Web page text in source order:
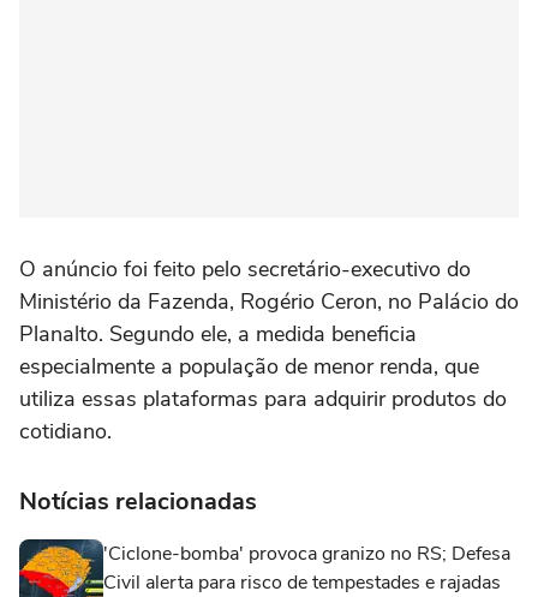
O anúncio foi feito pelo secretário-executivo do
Ministério da Fazenda, Rogério Ceron, no Palácio do
Planalto. Segundo ele, a medida beneficia
especialmente a população de menor renda, que
utiliza essas plataformas para adquirir produtos do
cotidiano.
Notícias relacionadas
'Ciclone-bomba' provoca granizo no RS; Defesa
Civil alerta para risco de tempestades e rajadas